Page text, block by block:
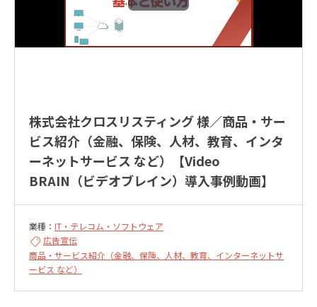
株式会社クロスリスティング 様／商品・サー
ビス紹介（金融、保険、人材、教育、インタ
ーネットサービス など）【Video
BRAIN（ビデオブレイン）導入事例動画】
業種： IT・テレコム・ソフトウェア
広告宣伝
商品・サービス紹介（金融、保険、人材、教育、インターネットサ
ービス など）